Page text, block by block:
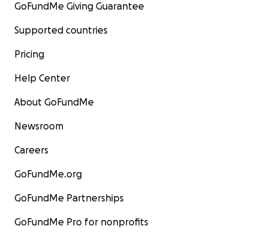
GoFundMe Giving Guarantee
Supported countries
Pricing
Help Center
About GoFundMe
Newsroom
Careers
GoFundMe.org
GoFundMe Partnerships
GoFundMe Pro for nonprofits